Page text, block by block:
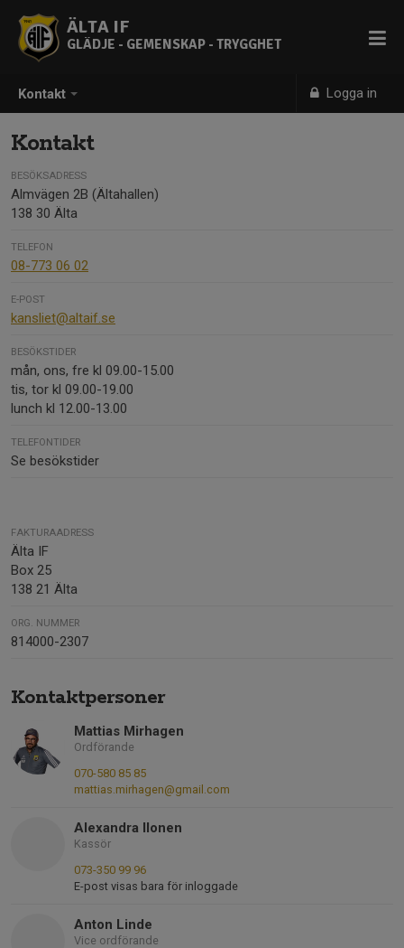
Kontakt Logga in
ÄLTA IF
GLÄDJE - GEMENSKAP - TRYGGHET
Kontakt
BESÖKSADRESS
Almvägen 2B (Ältahallen)
138 30 Älta
TELEFON
08-773 06 02
E-POST
kansliet@altaif.se
BESÖKSTIDER
mån, ons, fre kl 09.00-15.00
tis, tor kl 09.00-19.00
lunch kl 12.00-13.00
TELEFONTIDER
Se besökstider
FAKTURAADRESS
Älta IF
Box 25
138 21 Älta
ORG. NUMMER
814000-2307
Kontaktpersoner
Mattias Mirhagen
Ordförande
070-580 85 85
mattias.mirhagen@gmail.com
Alexandra Ilonen
Kassör
073-350 99 96
E-post visas bara för inloggade
Anton Linde
Vice ordförande